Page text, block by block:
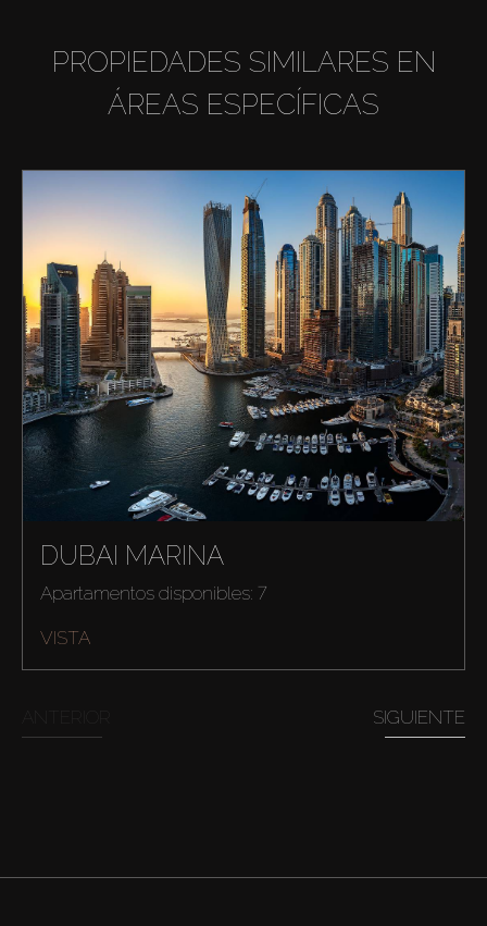
PROPIEDADES SIMILARES EN
ÁREAS ESPECÍFICAS
DUBAI MARINA
Apartamentos disponibles: 7
VISTA
SIGUIENTE